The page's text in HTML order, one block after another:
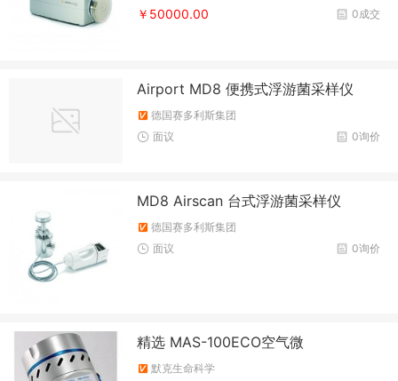
0成交
￥50000.00
Airport MD8 便携式浮游菌采样仪
德国赛多利斯集团
0询价
面议
MD8 Airscan 台式浮游菌采样仪
德国赛多利斯集团
0询价
面议
精选 MAS-100ECO空气微
默克生命科学